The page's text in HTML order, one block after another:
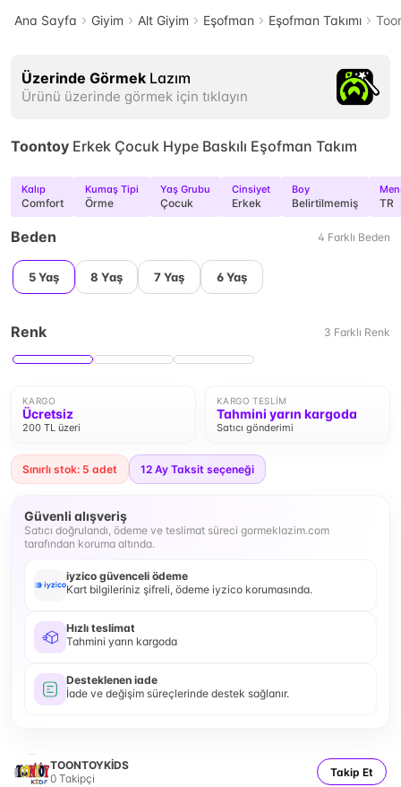
Ana Sayfa Giyim Alt Giyim Eşofman Eşofman Takımı
Üzerinde Görmek Lazım
Ürünü üzerinde görmek için tıklayın
Toontoy Erkek Çocuk Hype Baskılı Eşofman Takım
Kalıp
Comfort
Kumaş Tipi
Örme
Yaş Grubu
Çocuk
Cinsiyet
Erkek
Boy
Belirtilmemiş TR
Beden 4 Farklı Beden
5 Yaş 8 Yaş 7 Yaş 6 Yaş
Renk 3 Farklı Renk
KARGO
Ücretsiz
200 TL üzeri
KARGO TESLIM
Tahmini yarın kargoda
Satıcı gönderimi
Sınırlı stok: 5 adet 12 Ay Taksit seçeneği
Güvenli alışveriş
Satıcı doğrulandı, ödeme ve teslimat süreci gormeklazim.com
tarafından koruma altında.
iyzico güvenceli ödeme
Kart bilgileriniz şifreli, ödeme iyzico korumasında.
Hızlı teslimat
Tahmini yarın kargoda
Desteklenen iade
İade ve değişim süreçlerinde destek sağlanır.
TOONTOYKİDS
0 Takipçi Takip Et